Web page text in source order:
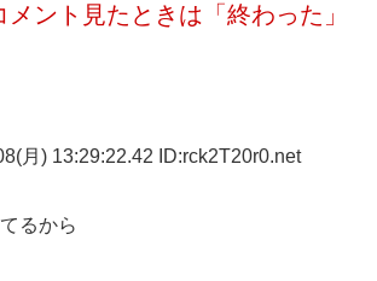
メント見たときは「終わった」
月) 13:29:22.42 ID:rck2T20r0.net
るから